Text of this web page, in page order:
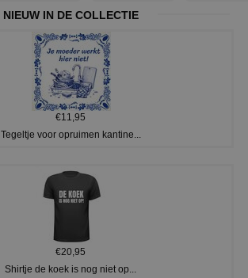
NIEUW IN DE COLLECTIE
€11,95
Tegeltje voor opruimen kantine...
€20,95
Shirtje de koek is nog niet op...